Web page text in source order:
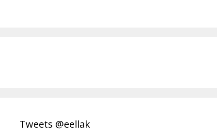
Tweets @eellak